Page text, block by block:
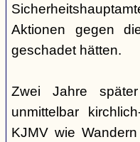
Aktionen gegen
geschadet hätten.
Zwei Jahre
unmittelbar
KJMV wie